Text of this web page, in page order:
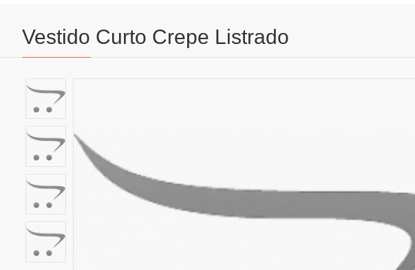
Vestido Curto Crepe Listrado